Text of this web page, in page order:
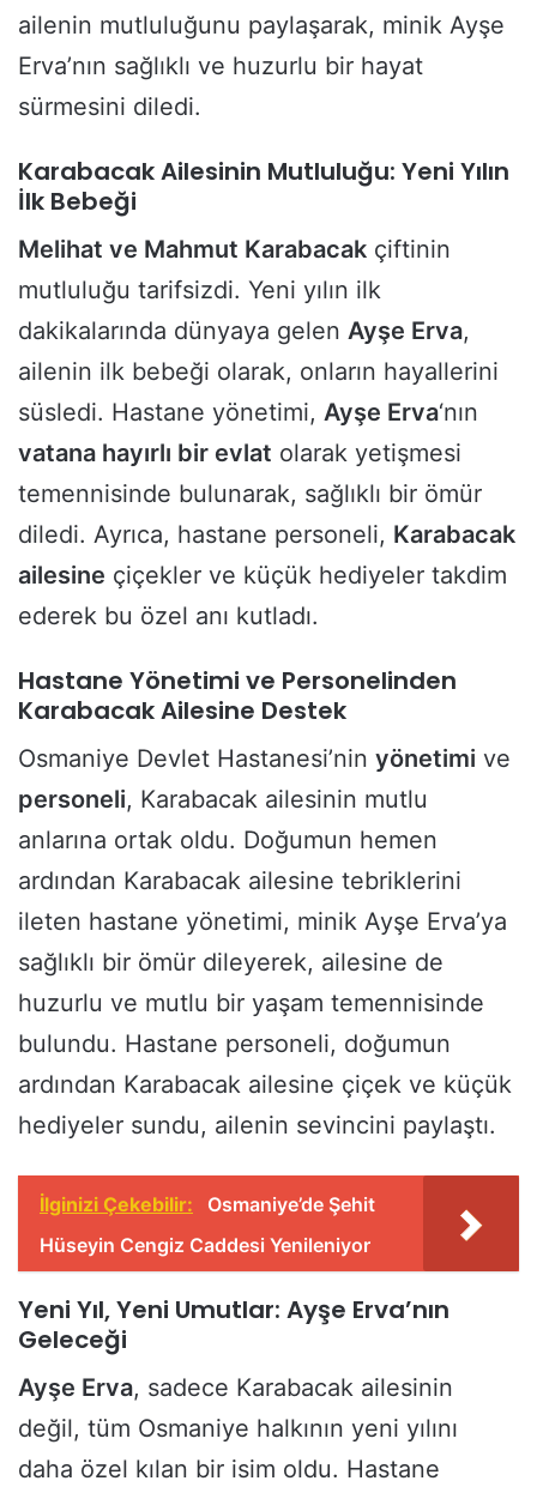
ailenin mutluluğunu paylaşarak, minik Ayşe
Erva’nın sağlıklı ve huzurlu bir hayat
sürmesini diledi.
Karabacak Ailesinin Mutluluğu: Yeni Yılın
İlk Bebeği
Melihat ve Mahmut Karabacak çiftinin
mutluluğu tarifsizdi. Yeni yılın ilk
dakikalarında dünyaya gelen Ayşe Erva,
ailenin ilk bebeği olarak, onların hayallerini
süsledi. Hastane yönetimi, Ayşe Erva‘nın
vatana hayırlı bir evlat olarak yetişmesi
temennisinde bulunarak, sağlıklı bir ömür
diledi. Ayrıca, hastane personeli, Karabacak
ailesine çiçekler ve küçük hediyeler takdim
ederek bu özel anı kutladı.
Hastane Yönetimi ve Personelinden
Karabacak Ailesine Destek
Osmaniye Devlet Hastanesi’nin yönetimi ve
personeli, Karabacak ailesinin mutlu
anlarına ortak oldu. Doğumun hemen
ardından Karabacak ailesine tebriklerini
ileten hastane yönetimi, minik Ayşe Erva’ya
sağlıklı bir ömür dileyerek, ailesine de
huzurlu ve mutlu bir yaşam temennisinde
bulundu. Hastane personeli, doğumun
ardından Karabacak ailesine çiçek ve küçük
hediyeler sundu, ailenin sevincini paylaştı.
İlginizi Çekebilir:
Osmaniye’de Şehit
Hüseyin Cengiz Caddesi Yenileniyor
Yeni Yıl, Yeni Umutlar: Ayşe Erva’nın
Geleceği
Ayşe Erva, sadece Karabacak ailesinin
değil, tüm Osmaniye halkının yeni yılını
daha özel kılan bir isim oldu. Hastane